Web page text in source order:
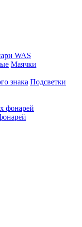
WAS
Маячки
Подсветки